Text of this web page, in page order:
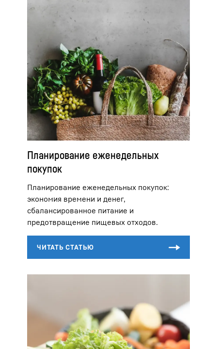
Планирование еженедельных
покупок
Планирование еженедельных покупок:
экономия времени и денег,
сбалансированное питание и
предотвращение пищевых отходов.